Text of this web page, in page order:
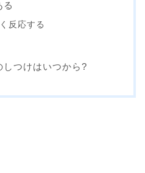
る
反応する
しつけはいつから?